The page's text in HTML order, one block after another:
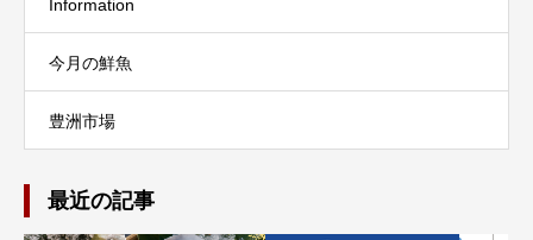
Information
今月の鮮魚
豊洲市場
最近の記事